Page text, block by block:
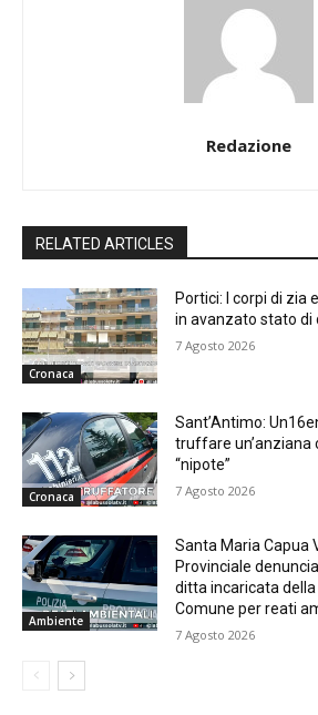
Redazione
RELATED ARTICLES
Cronaca
Portici: I corpi di zia
in avanzato stato di
7 Agosto 2026
Cronaca
Sant’Antimo:
truffare un’anziana
“nipote”
7 Agosto 2026
Ambiente
Santa Maria Capua
Provinciale
ditta incaricata
Comune per reati
7 Agosto 2026